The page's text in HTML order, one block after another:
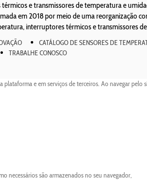
e transmissores de temperatura e
em 2018 por meio de uma reorganização
interruptores térmicos e transmissores
CATÁLOGO DE SENSORES DE
TRABALHE CONOSCO
e em serviços de terceiros. Ao navegar pelo
necessários são armazenados no seu navegador,